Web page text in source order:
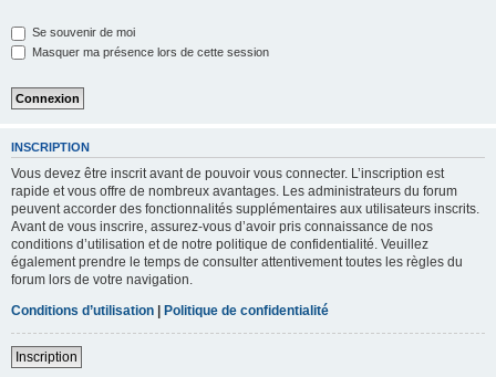
Se souvenir de moi
Masquer ma présence lors de cette session
INSCRIPTION
Vous devez être inscrit avant de pouvoir vous connecter. L’inscription est
rapide et vous offre de nombreux avantages. Les administrateurs du forum
peuvent accorder des fonctionnalités supplémentaires aux utilisateurs inscrits.
Avant de vous inscrire, assurez-vous d’avoir pris connaissance de nos
conditions d’utilisation et de notre politique de confidentialité. Veuillez
également prendre le temps de consulter attentivement toutes les règles du
forum lors de votre navigation.
Conditions d’utilisation | Politique de confidentialité
Inscription